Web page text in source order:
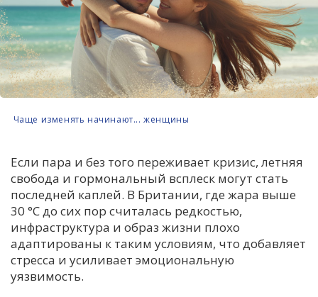
Чаще изменять начинают... женщины
Если пара и без того переживает кризис, летняя
свобода и гормональный всплеск могут стать
последней каплей. В Британии, где жара выше
30 °C до сих пор считалась редкостью,
инфраструктура и образ жизни плохо
адаптированы к таким условиям, что добавляет
стресса и усиливает эмоциональную
уязвимость.